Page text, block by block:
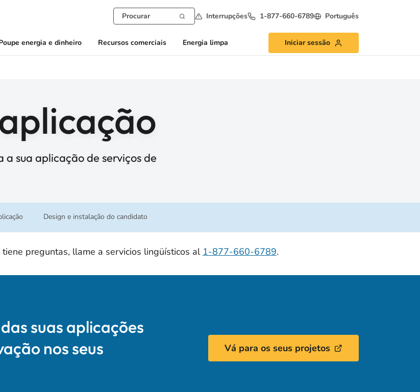
Interrupções 1-877-660-6789 Português
energia e dinheiro Recursos comerciais Energia limpa Iniciar sessão
sua aplicação de serviços de
Design e instalação do candidato
preguntas, llame a servicios lingüísticos al 1-877-660-6789.
suas aplicações
nos seus
Vá para os seus projetos